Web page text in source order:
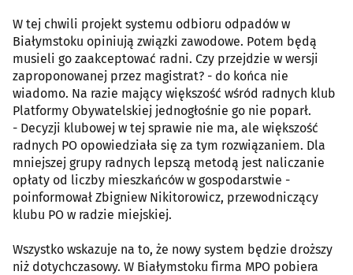
W tej chwili projekt systemu odbioru odpadów w
Białymstoku opiniują związki zawodowe. Potem będą
musieli go zaakceptować radni. Czy przejdzie w wersji
zaproponowanej przez magistrat? - do końca nie
wiadomo. Na razie mający większość wśród radnych klub
Platformy Obywatelskiej jednogłośnie go nie poparł.
- Decyzji klubowej w tej sprawie nie ma, ale większość
radnych PO opowiedziała się za tym rozwiązaniem. Dla
mniejszej grupy radnych lepszą metodą jest naliczanie
opłaty od liczby mieszkańców w gospodarstwie -
poinformował Zbigniew Nikitorowicz, przewodniczący
klubu PO w radzie miejskiej.
Wszystko wskazuje na to, że nowy system będzie droższy
niż dotychczasowy. W Białymstoku firma MPO pobiera